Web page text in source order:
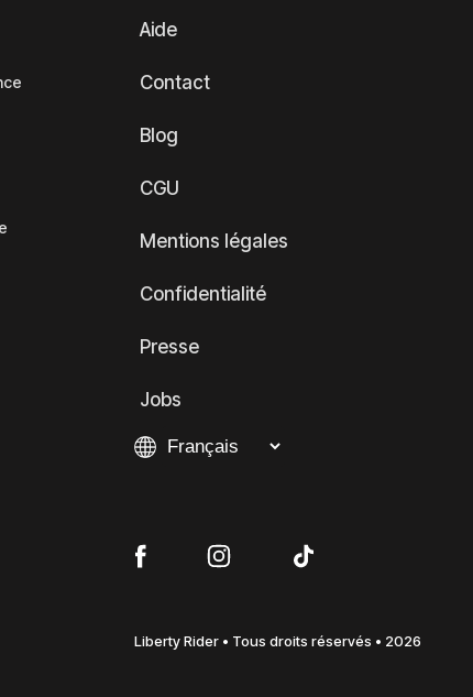
Aide
Contact
Blog
CGU
Mentions légales
Confidentialité
Presse
Jobs
Liberty Rider • Tous droits réservés • 2026